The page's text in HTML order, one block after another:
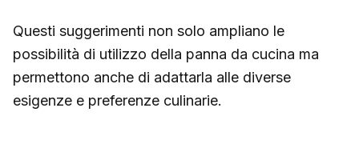
Questi suggerimenti non solo ampliano le
possibilità di utilizzo della panna da cucina ma
permettono anche di adattarla alle diverse
esigenze e preferenze culinarie.